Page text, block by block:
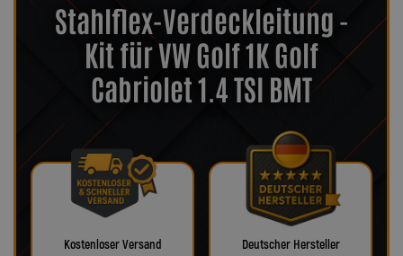
Stahlflex-Verdeckleitung -
Kit für VW Golf 1K Golf
Cabriolet 1.4 TSI BMT
Kostenloser Versand
Deutscher Hersteller